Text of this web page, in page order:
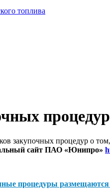
топлива
процедур
закупочных процедур о
сайт ПАО «Юнипро»
процедуры размещаются